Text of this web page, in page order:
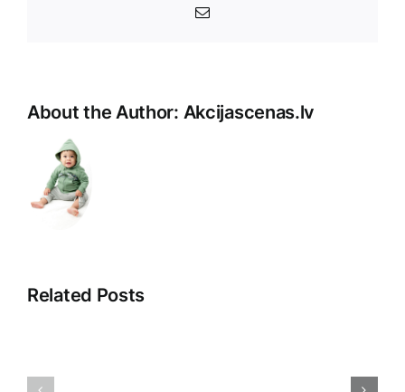
E-
About the Author: Akcijascenas.lv
Related Posts
aģenti: